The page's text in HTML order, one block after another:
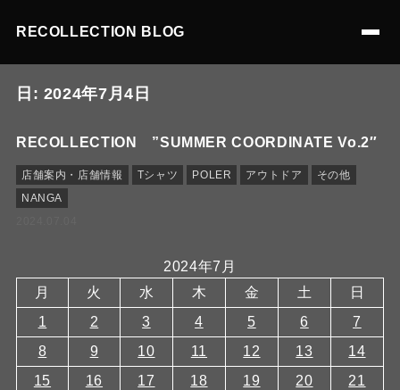
RECOLLECTION BLOG
日: 2024年7月4日
RECOLLECTION ”SUMMER COORDINATE Vo.2″
店舗案内・店舗情報 Tシャツ POLER アウトドア
その他
NANGA
2024年7月
月
火 水 木 金 土
日
1
2 3 4 5 6
7
8
9 10 11 12 13
14
15
16 17 18 19 20
21